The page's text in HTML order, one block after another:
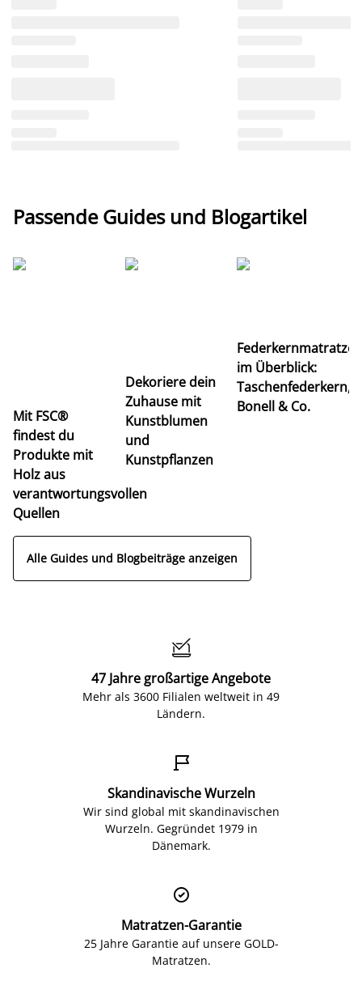
Passende Guides und Blogartikel
Mit FSC®
findest du
Produkte mit
Holz aus
verantwortungsvollen
Quellen
Dekoriere dein
Zuhause mit
Kunstblumen
und
Kunstpflanzen
im Überblick:
Taschenfederkern,
Bonell & Co.
Alle Guides und Blogbeiträge anzeigen

47 Jahre großartige Angebote
Mehr als 3600 Filialen weltweit in 49
Ländern.

Skandinavische Wurzeln
Wir sind global mit skandinavischen
Wurzeln. Gegründet 1979 in
Dänemark.

Matratzen-Garantie
25 Jahre Garantie auf unsere GOLD-
Matratzen.